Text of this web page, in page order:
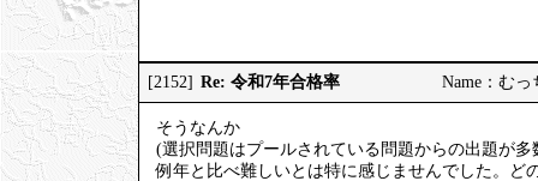
[2152] Re: 令和7年合格率 Name：む
そうなんか
(選択問題はプールされている問題からの出題が
例年と比べ難しいとは特に感じませんでした。ど